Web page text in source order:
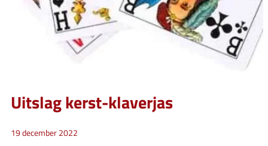
Uitslag kerst-klaverjas
19 december 2022